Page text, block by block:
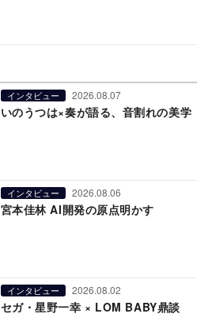
インタビュー 2026.08.07
いのうつは×奏が語る、音割れの美学
インタビュー 2026.08.06
宮本佳林 AI開発の原点明かす
インタビュー 2026.08.02
セガ・星野一幸 × LOM BABY鼎談